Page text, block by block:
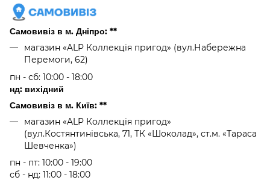
Самовивіз в м. Дніпро: **
магазин «ALP Коллекція пригод» (вул.Набережна
Перемоги, 62)
пн - сб: 10:00 - 18:00
нд: вихідний
Самовивіз в м. Київ: **
магазин «ALP Коллекція пригод»
(вул.Костянтинівська, 71, ТК «Шоколад», ст.м. «Тараса
Шевченка»)
пн - пт: 10:00 - 19:00
сб - нд: 11:00 - 18:00